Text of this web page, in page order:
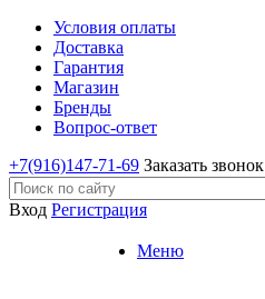
Условия оплаты
Доставка
Гарантия
Магазин
Бренды
Вопрос-ответ
+7(916)147-71-69 Заказать звонок
Вход Регистрация
Меню